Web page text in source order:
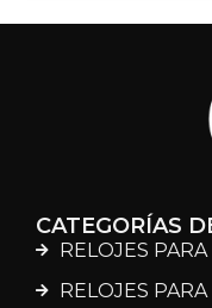
CATEGORÍAS
RELOJES
RELOJES